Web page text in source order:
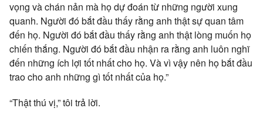
vọng và chán nản mà họ dự đoán từ những người xung
quanh. Người đó bắt đầu thấy rằng anh thật sự quan tâm
đến họ. Người đó bắt đầu thấy rằng anh thật lòng muốn họ
chiến thắng. Người đó bắt đầu nhận ra rằng anh luôn nghĩ
đến những ích lợi tốt nhất cho họ. Và vì vậy nên họ bắt đầu
trao cho anh những gì tốt nhất của họ.”
“Thật thú vị,” tôi trả lời.